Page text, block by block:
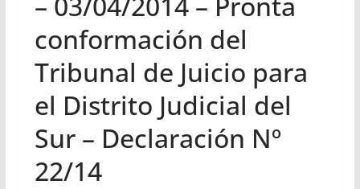
conformación del
Tribunal de Juicio para
el Distrito Judicial del
Sur – Declaración Nº
22/14